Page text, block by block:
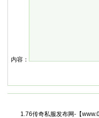
内容：
1.76传奇私服发布网-【